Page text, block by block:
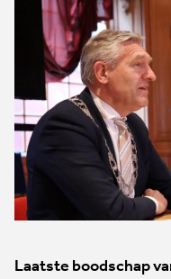
Laatste boodschap